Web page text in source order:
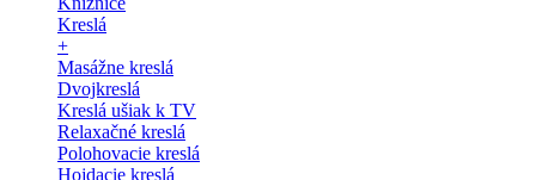
Kreslá
+
Masážne kreslá
Dvojkreslá
Kreslá ušiak k TV
Relaxačné kreslá
Polohovacie kreslá
Hojdacie kreslá